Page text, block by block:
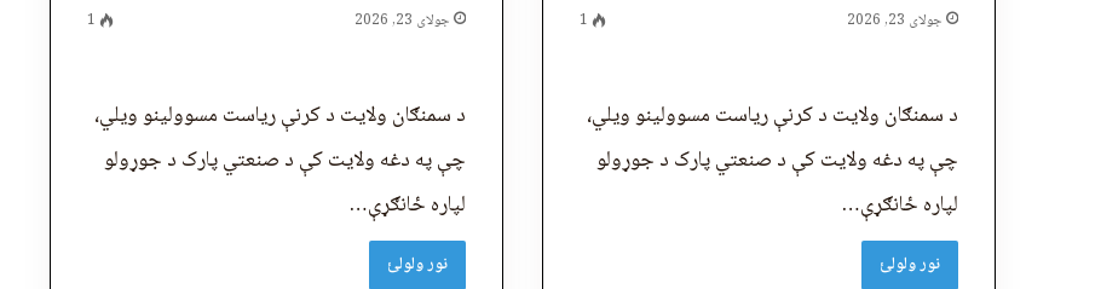
جولای 23, 2026 1
د سمنګان ولایت د کرنې ریاست مسوولینو ویلي،
چې په دغه ولایت کې د صنعتي پارک د جوړولو
لپاره ځانګړې…
نور ولولئ
جولای 23, 2026 1
د سمنګان ولایت د کرنې ریاست مسوولینو ویلي،
چې په دغه ولایت کې د صنعتي پارک د جوړولو
لپاره ځانګړې…
نور ولولئ